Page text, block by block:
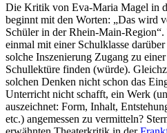
Die Kritik von Eva-Maria Magel in
beginnt mit den Worten: „Das wird
Schüler in der Rhein-Main-
einmal mit einer Schulklasse
solche Inszenierung Zugang zu
Schullektüre finden (würde).
solchen Denken nicht schon das
Unterricht nicht schafft, ein Werk
auszeichnet: Form, Inhalt,
etc.) angemessen zu vermitteln?